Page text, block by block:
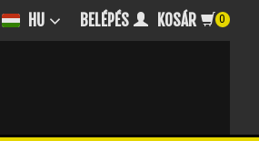
HU BELÉPÉS KOSÁR 0